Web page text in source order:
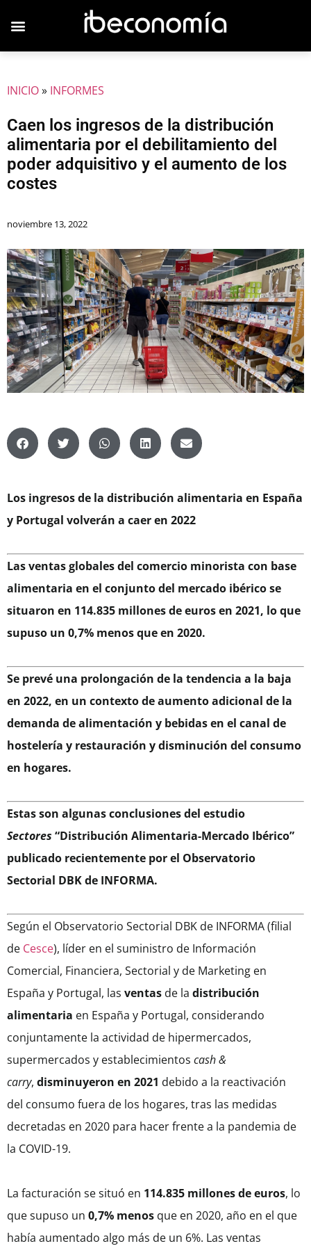
INICIO» INFORMES
Caen los ingresos de la distribución
alimentaria por el debilitamiento del
poder adquisitivo y el aumento de los
costes
noviembre 13, 2022
Los ingresos de la distribución alimentaria en España
y Portugal volverán a caer en 2022
Las ventas globales del comercio minorista con base
alimentaria en el conjunto del mercado ibérico se
situaron en 114.835 millones de euros en 2021, lo que
supuso un 0,7% menos que en 2020.
Se prevé una prolongación de la tendencia a la baja
en 2022, en un contexto de aumento adicional de la
demanda de alimentación y bebidas en el canal de
hostelería y restauración y disminución del consumo
en hogares.
Estas son algunas conclusiones del estudio
Sectores “Distribución Alimentaria-Mercado Ibérico”
publicado recientemente por el Observatorio
Sectorial DBK de INFORMA.
Según el Observatorio Sectorial DBK de INFORMA (filial
de Cesce), líder en el suministro de Información
Comercial, Financiera, Sectorial y de Marketing en
España y Portugal, las ventas de la distribución
alimentaria en España y Portugal, considerando
conjuntamente la actividad de hipermercados,
supermercados y establecimientos cash &
carry, disminuyeron en 2021 debido a la reactivación
del consumo fuera de los hogares, tras las medidas
decretadas en 2020 para hacer frente a la pandemia de
la COVID-19.
La facturación se situó en 114.835 millones de euros, lo
que supuso un 0,7% menos que en 2020, año en el que
había aumentado algo más de un 6%. Las ventas